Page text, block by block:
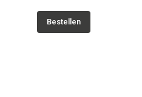
Bestellen